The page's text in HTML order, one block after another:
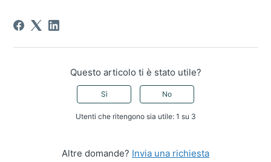
Questo articolo ti è stato utile?
Sì No
Utenti che ritengono sia utile: 1 su 3
Altre domande? Invia una richiesta